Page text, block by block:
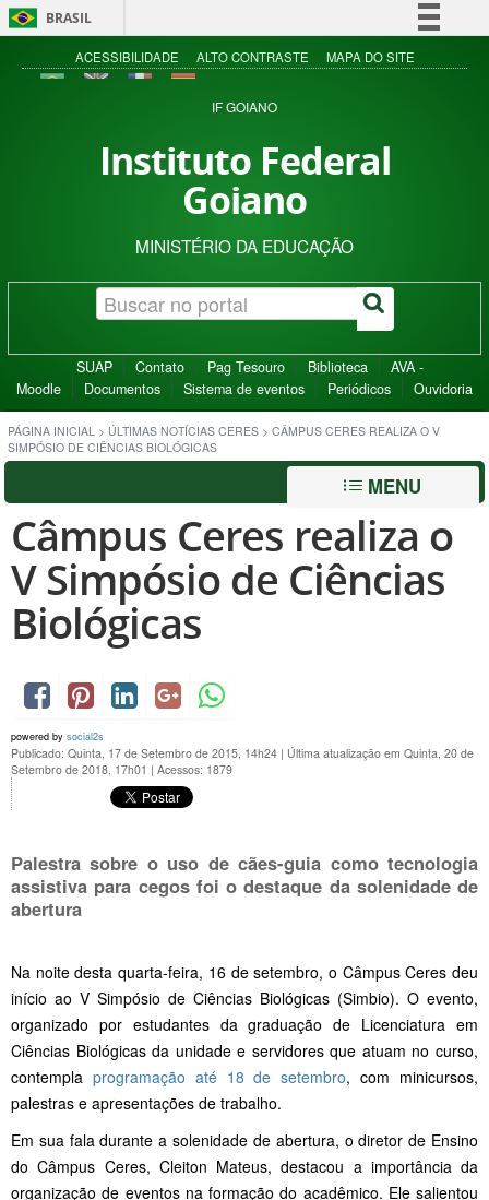
BRASIL
Simplifique!
Acesso à informação
ACESSIBILIDADE ALTO CONTRASTE MAPA DO SITE
IF GOIANO
Instituto Federal
Goiano
MINISTÉRIO DA EDUCAÇÃO
SUAP Contato Pag Tesouro Biblioteca
AVA -
Moodle
Documentos Sistema de eventos Periódicos Ouvidoria
PÁGINA INICIAL > ÚLTIMAS NOTÍCIAS CERES > CÂMPUS CERES REALIZA O V
SIMPÓSIO DE CIÊNCIAS BIOLÓGICAS
MENU
Câmpus Ceres realiza o
V Simpósio de Ciências
Biológicas
powered by social2s
Publicado: Quinta, 17 de Setembro de 2015, 14h24 | Última atualização em Quinta, 20 de
Setembro de 2018, 17h01 | Acessos: 1879
Palestra sobre o uso de cães-guia como tecnologia
assistiva para cegos foi o destaque da solenidade de
abertura
Na noite desta quarta-feira, 16 de setembro, o Câmpus Ceres deu
início ao V Simpósio de Ciências Biológicas (Simbio). O evento,
organizado por estudantes da graduação de Licenciatura em
Ciências Biológicas da unidade e servidores que atuam no curso,
contempla programação até 18 de setembro, com minicursos,
palestras e apresentações de trabalho.
Em sua fala durante a solenidade de abertura, o diretor de Ensino
do Câmpus Ceres, Cleiton Mateus, destacou a importância da
organização de eventos na formação do acadêmico. Ele salientou